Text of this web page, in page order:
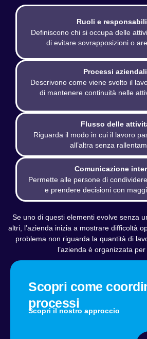
Ruoli e
Definiscono chi si occupa delle
di evitare sovrapposizioni o
Processi aziendali
Descrivono come viene svolto il
di mantenere continuità nelle
Flusso delle
Riguarda il modo in cui il lavoro
all’altra senza
Comunicazione
Permette alle persone di
e prendere decisioni con
Se uno di questi elementi evolve senza
altri, l’azienda inizia a mostrare difficoltà
problema non riguarda la quantità di
l’azienda è organizzata per
Scopri come
processi
Scopri il nostro approccio